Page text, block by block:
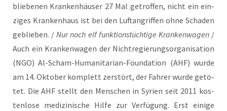
blie­be­nen Kran­ken­häu­ser 27 Mal getrof­fen, nicht ein ein­
zi­ges Kran­ken­haus ist bei den Luft­an­grif­fen ohne Scha­den
geblie­ben. /Nur noch elf funk­ti­ons­tüch­ti­ge Kran­ken­wa­gen/
Auch ein Kran­ken­wa­gen der Nicht­re­gie­rungs­or­ga­ni­sa­ti­on
(NGO) Al-Scham-Huma­ni­ta­ri­an-Foun­da­ti­on (AHF) wur­de
am 14. Okto­ber kom­plett zer­stört, der Fah­rer wur­de getö­
tet. Die AHF stellt den Men­schen in Syri­en seit 2011 kos­
ten­lo­se medi­zi­ni­sche Hil­fe zur Ver­fü­gung. Erst eini­ge